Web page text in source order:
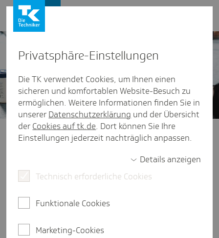
Erste Hilfe kann Leben retten. Doch in Deutschland
ist man nicht gesetzlich verpflichtet, an einem
Erste-Hilfe-Kurs teilzunehmen oder das Gelernte
nach einem Kurs wieder aufzufrischen. Die TK wollte
um Erste Hilfe aussieht. Dazu hat das
Presse und Politik / Themen von A - Z
Privat­sphäre-Einstel­lungen
Die TK verwendet Cookies, um Ihnen einen
sicheren und komfortablen Website-Besuch zu
ermöglichen. Weitere Informationen finden Sie in
unserer Datenschutzerklärung und der Übersicht
der Cookies auf tk.de. Dort können Sie Ihre
Einstellungen jederzeit nachträglich anpassen.
Details anzeigen
Technisch erforderliche Cookies
Funktionale Cookies
Marketing-Cookies